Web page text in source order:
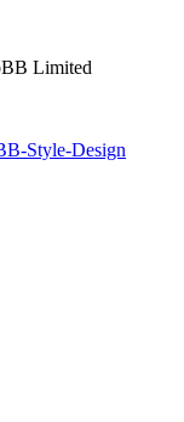
Limited
Style-Design